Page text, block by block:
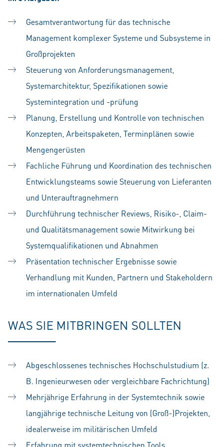
Gesamtverantwortung für das technische
Management komplexer Systeme und Subsysteme in
Großprojekten
Steuerung von Anforderungsmanagement,
Systemarchitektur, Spezifikationen sowie
Systemintegration und -prüfung
Planung, Erstellung und Kontrolle von technischen
Konzepten, Arbeitspaketen, Terminplänen sowie
Mengengerüsten
Fachliche Führung und Koordination des technischen
Entwicklungsteams sowie Steuerung von Lieferanten
und Unterauftragnehmern
Durchführung technischer Reviews, Risiko-, Claim-
und Qualitätsmanagement sowie Mitwirkung bei
Systemqualifikationen und Abnahmen
Präsentation technischer Ergebnisse sowie
Verhandlung mit Kunden, Partnern und Stakeholdern
im internationalen Umfeld
WAS SIE MITBRINGEN SOLLTEN
Abgeschlossenes technisches Hochschulstudium (z.
B. Ingenieurwesen oder vergleichbare Fachrichtung)
Mehrjährige Erfahrung in der Systemtechnik sowie
langjährige technische Leitung von (Groß-)Projekten,
idealerweise im militärischen Umfeld
Erfahrung mit systemtechnischen Tools,